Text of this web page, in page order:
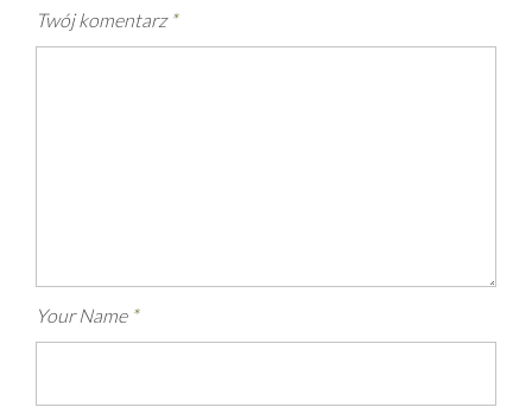
Twój komentarz *
Your Name *